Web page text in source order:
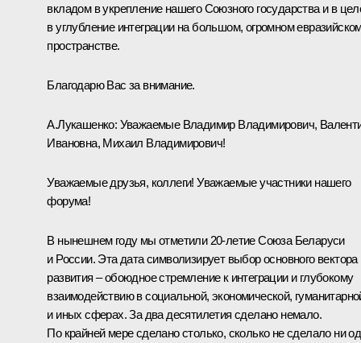
вкладом в укрепление нашего Союзного государства и в
в углубление интеграции на большом, огромном
пространстве.
Благодарю Вас за внимание.
А.Лукашенко: Уважаемые Владимир Владимирович,
Ивановна, Михаил Владимирович!
Уважаемые друзья, коллеги! Уважаемые участники нашего
форума!
В нынешнем году мы отметили 20-летие Союза Беларуси
и России. Эта дата символизирует выбор основного вектора
развития – обоюдное стремление к интеграции и глубокому
взаимодействию в социальной, экономической,
и иных сферах. За два десятилетия сделано немало.
По крайней мере сделано столько, сколько не сделало ни